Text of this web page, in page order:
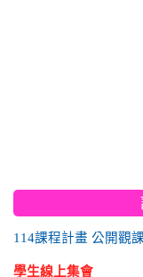
:::
114課程計畫 公開觀
學生線上集會